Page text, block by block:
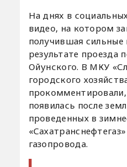
На днях в
видео, на котором
получившая
результате проезда
Ойунского. В МКУ
городского
появилась после
проведенных в
газопровода.